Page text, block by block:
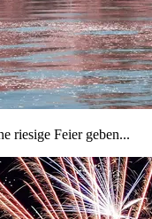
riesige Feier geben...